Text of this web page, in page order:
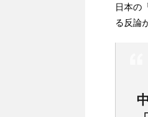
日本の
る反論